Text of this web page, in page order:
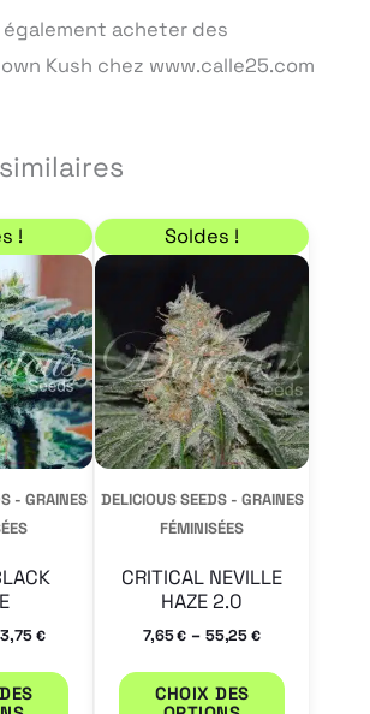
également acheter des
Kush chez www.calle25.com
!
- GRAINES
€
de prix : 8,50 € à 63,75 €
Ce
produit
a
plusieurs
variations.
Les
options
peuvent
Soldes !
DELICIOUS SEEDS - GRAINES
FÉMINISÉES
CRITICAL NEVILLE
HAZE 2.0
7,65€ – 55,25€
Plage de prix : 7,65
CHOIX DES
Ce
produit
a
Les
options
peuvent